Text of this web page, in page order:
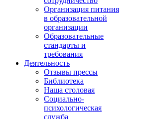
Организация питания
в образовательной
организации
Образовательные
стандарты и
требования
Деятельность
Отзывы прессы
Библиотека
Наша столовая
Социально-
психологическая
служба